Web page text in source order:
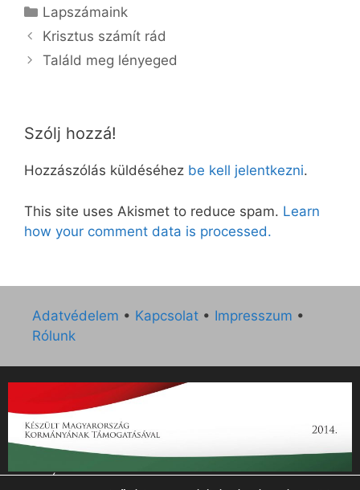
Kategória
Lapszámaink
Krisztus számít rád
Találd meg lényeged
Szólj hozzá!
Hozzászólás küldéséhez be kell jelentkezni.
This site uses Akismet to reduce spam. Learn
how your comment data is processed.
Adatvédelem • Kapcsolat • Impresszum •
Rólunk
„Az Új Ember katolikus hetilap 2014. évi működésének